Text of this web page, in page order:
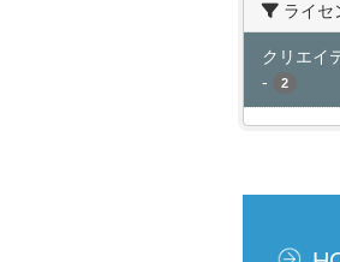
ライセ
クリエイ
-
2